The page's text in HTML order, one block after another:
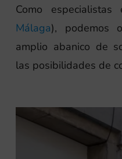
Como especialistas
Málaga), podemos
amplio abanico de
las posibilidades de